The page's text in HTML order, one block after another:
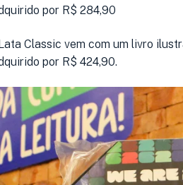
por R$ 284,90
Classic vem com um livro
por R$ 424,90.